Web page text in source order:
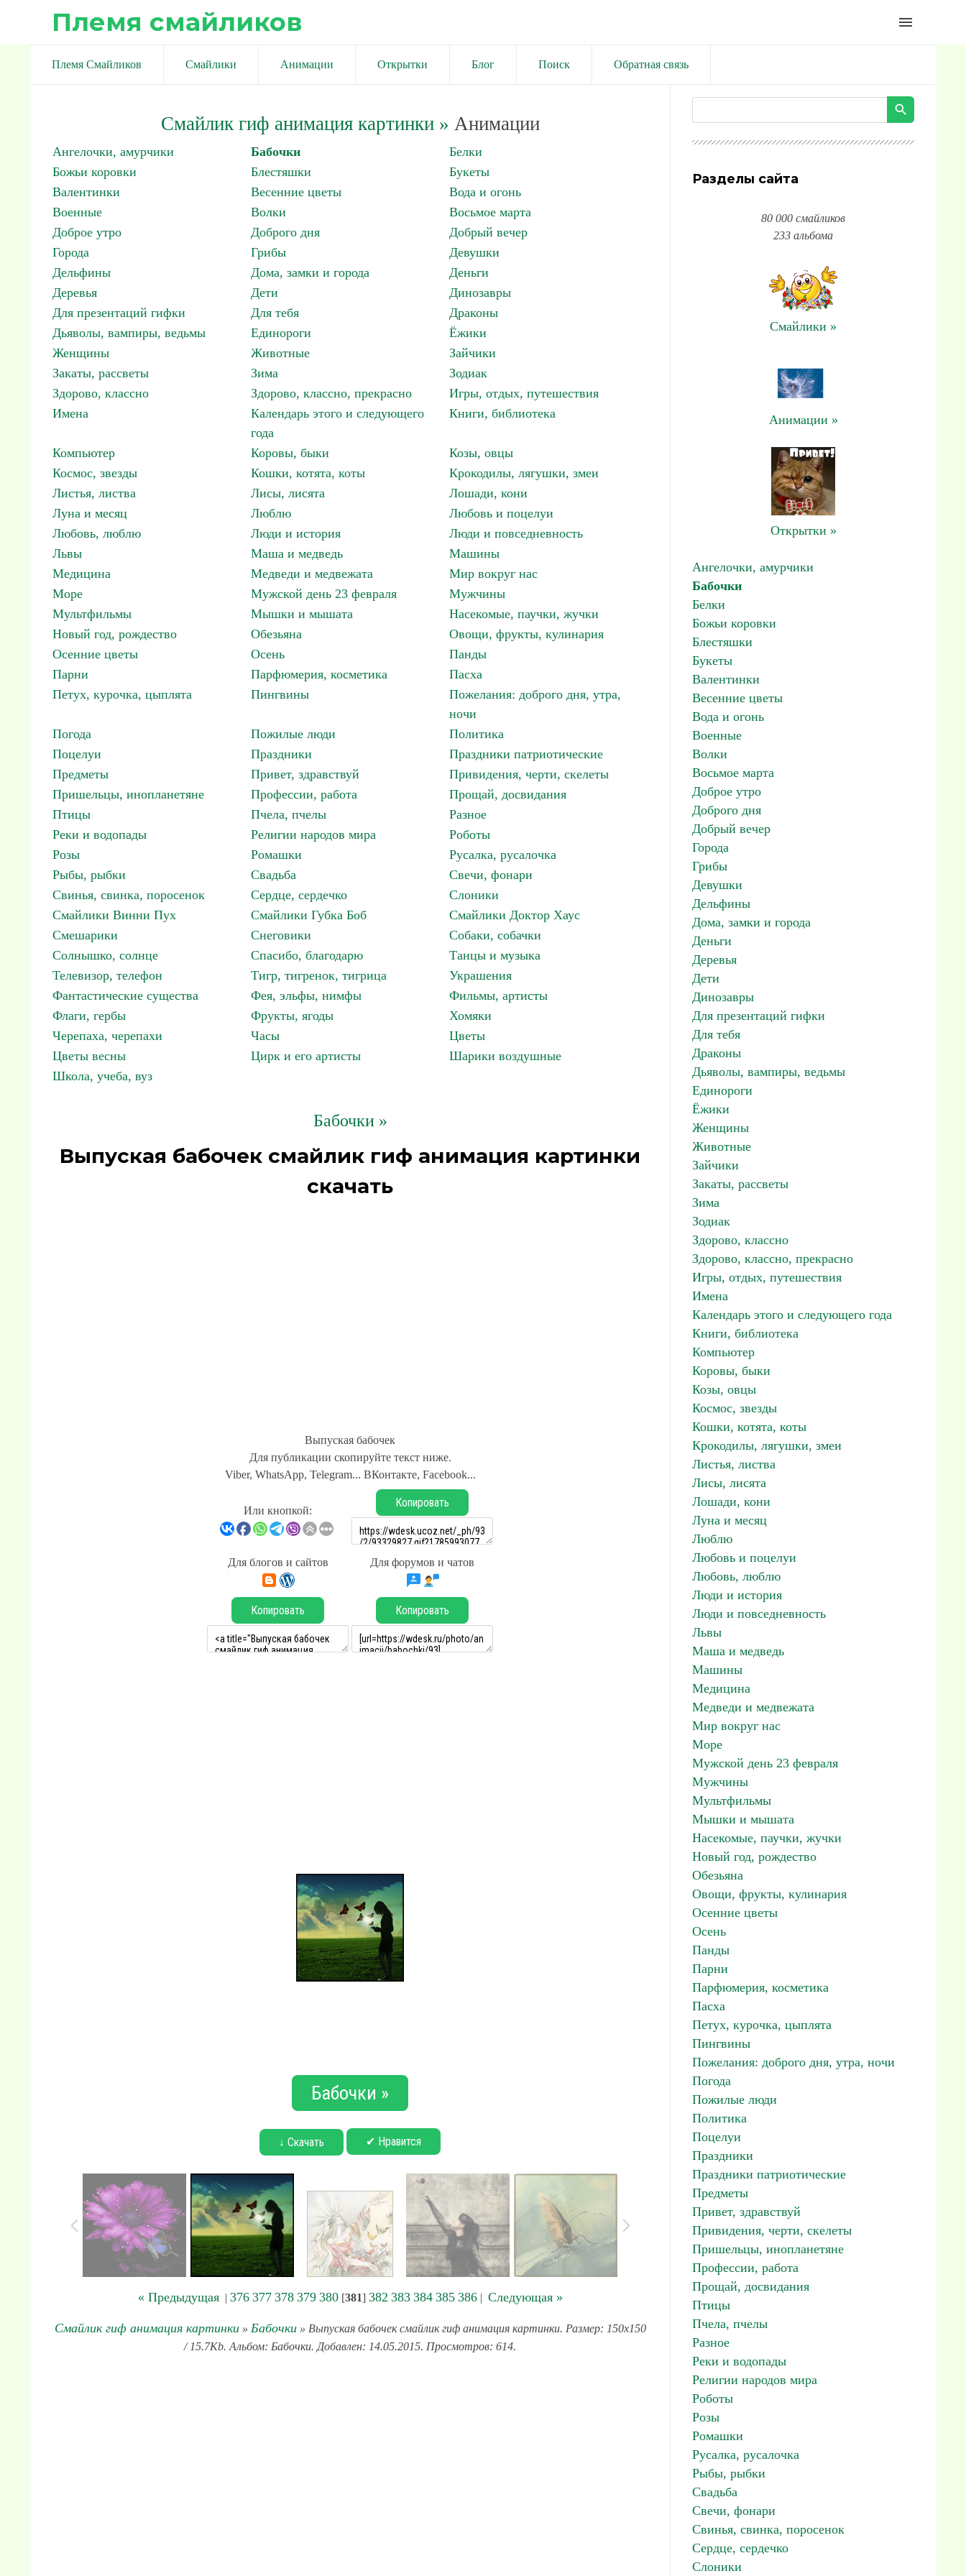
Племя смайликов menu
Племя Смайликов Смайлики Анимации Открытки Блог Поиск Обратная связь
Смайлик гиф анимация картинки» Анимации
Ангелочки, амурчики Бабочки
Белки
Божьи коровки
Блестяшки
Букеты
Валентинки
Весенние цветы
Вода и огонь
Военные
Волки
Восьмое марта
Доброе утро
Доброго дня
Добрый вечер
Города
Грибы
Девушки
Дельфины
Дома, замки и города
Деньги
Деревья
Дети
Динозавры
Для презентаций гифки
Для тебя
Драконы
Дьяволы, вампиры, ведьмы
Единороги
Ёжики
Женщины
Животные
Зайчики
Закаты, рассветы
Зима
Зодиак
Здорово, классно
Здорово, классно, прекрасно
Игры, отдых, путешествия
Имена
Календарь этого и следующего
года
Книги, библиотека
Компьютер Коровы, быки
Козы, овцы
Космос, звезды
Кошки, котята, коты
Крокодилы, лягушки, змеи
Листья, листва
Лисы, лисята
Лошади, кони
Луна и месяц
Люблю
Любовь и поцелуи
Любовь, люблю
Люди и история
Люди и повседневность
Львы
Маша и медведь
Машины
Медицина
Медведи и медвежата
Мир вокруг нас
Море
Мужской день 23 февраля
Мужчины
Мультфильмы
Мышки и мышата
Насекомые, паучки, жучки
Новый год, рождество
Обезьяна
Овощи, фрукты, кулинария
Осенние цветы
Осень
Панды
Парни
Парфюмерия, косметика
Пасха
Петух, курочка, цыплята
Пингвины
Пожелания: доброго дня, утра,
ночи
Погода
Пожилые люди
Политика
Поцелуи
Праздники
Праздники патриотические
Предметы
Привет, здравствуй
Привидения, черти, скелеты
Пришельцы, инопланетяне
Профессии, работа
Прощай, досвидания
Птицы
Пчела, пчелы
Разное
Реки и водопады
Религии народов мира
Роботы
Розы
Ромашки
Русалка, русалочка
Рыбы, рыбки
Свадьба
Свечи, фонари
Свинья, свинка, поросенок
Сердце, сердечко
Слоники
Смайлики Винни Пух
Смайлики Губка Боб
Смайлики Доктор Хаус
Смешарики
Снеговики
Собаки, собачки
Солнышко, солнце
Спасибо, благодарю
Танцы и музыка
Телевизор, телефон
Тигр, тигренок, тигрица
Украшения
Фантастические существа
Фея, эльфы, нимфы
Фильмы, артисты
Флаги, гербы
Фрукты, ягоды
Хомяки
Черепаха, черепахи
Часы
Цветы
Цветы весны
Цирк и его артисты
Шарики воздушные
Школа, учеба, вуз
Бабочки »
Выпуская бабочек смайлик гиф анимация картинки
скачать
Выпуская бабочек
Для публикации скопируйте текст ниже.
Viber, WhatsApp, Telegram... ВКонтакте, Facebook...
Или кнопкой:
Копировать
Для блогов и сайтов Для форумов и чатов
Копировать Копировать
Бабочки »
↓ Скачать ✔ Нравится
« Предыдущая| 376 377 378 379 380[381] 382 383 384 385 386| Следующая »
Смайлик гиф анимация картинки» Бабочки» Выпуская бабочек смайлик гиф анимация картинки. Размер: 150x150
/ 15.7Kb. Альбом: Бабочки. Добавлен: 14.05.2015. Просмотров: 614.
Разделы сайта
80 000 смайликов
233 альбома
Смайлики »
Анимации »
Открытки »
Ангелочки, амурчики
Бабочки
Белки
Божьи коровки
Блестяшки
Букеты
Валентинки
Весенние цветы
Вода и огонь
Военные
Волки
Восьмое марта
Доброе утро
Доброго дня
Добрый вечер
Города
Грибы
Девушки
Дельфины
Дома, замки и города
Деньги
Деревья
Дети
Динозавры
Для презентаций гифки
Для тебя
Драконы
Дьяволы, вампиры, ведьмы
Единороги
Ёжики
Женщины
Животные
Зайчики
Закаты, рассветы
Зима
Зодиак
Здорово, классно
Здорово, классно, прекрасно
Игры, отдых, путешествия
Имена
Календарь этого и следующего года
Книги, библиотека
Компьютер
Коровы, быки
Козы, овцы
Космос, звезды
Кошки, котята, коты
Крокодилы, лягушки, змеи
Листья, листва
Лисы, лисята
Лошади, кони
Луна и месяц
Люблю
Любовь и поцелуи
Любовь, люблю
Люди и история
Люди и повседневность
Львы
Маша и медведь
Машины
Медицина
Медведи и медвежата
Мир вокруг нас
Море
Мужской день 23 февраля
Мужчины
Мультфильмы
Мышки и мышата
Насекомые, паучки, жучки
Новый год, рождество
Обезьяна
Овощи, фрукты, кулинария
Осенние цветы
Осень
Панды
Парни
Парфюмерия, косметика
Пасха
Петух, курочка, цыплята
Пингвины
Пожелания: доброго дня, утра, ночи
Погода
Пожилые люди
Политика
Поцелуи
Праздники
Праздники патриотические
Предметы
Привет, здравствуй
Привидения, черти, скелеты
Пришельцы, инопланетяне
Профессии, работа
Прощай, досвидания
Птицы
Пчела, пчелы
Разное
Реки и водопады
Религии народов мира
Роботы
Розы
Ромашки
Русалка, русалочка
Рыбы, рыбки
Свадьба
Свечи, фонари
Свинья, свинка, поросенок
Сердце, сердечко
Слоники